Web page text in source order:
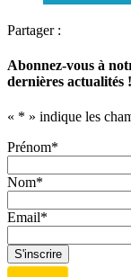
Partager :
Abonnez-vous à
dernières actualités !
« * » indique les
Prénom*
Nom*
Email*